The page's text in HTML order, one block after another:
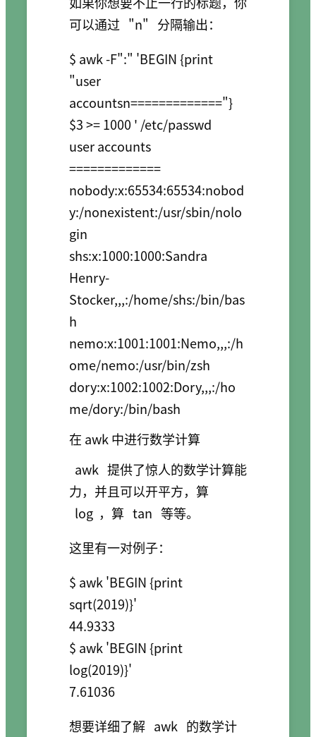
可以通过 "n" 分隔输出：
$ awk -F":" 'BEGIN {print
"user
accountsn============="}
$3 >= 1000 ' /etc/passwd
user accounts
=============
nobody:x:65534:65534:nobod
y:/nonexistent:/usr/sbin/nolo
gin
shs:x:1000:1000:Sandra
Henry-
Stocker,,,:/home/shs:/bin/bas
h
nemo:x:1001:1001:Nemo,,,:/h
ome/nemo:/usr/bin/zsh
dory:x:1002:1002:Dory,,,:/ho
me/dory:/bin/bash
在 awk 中进行数学计算
awk 提供了惊人的数学计算能
力，并且可以开平方，算
log ，算 tan 等等。
这里有一对例子：
$ awk 'BEGIN {print
sqrt(2019)}'
44.9333
$ awk 'BEGIN {print
log(2019)}'
7.61036
想要详细了解 awk 的数学计